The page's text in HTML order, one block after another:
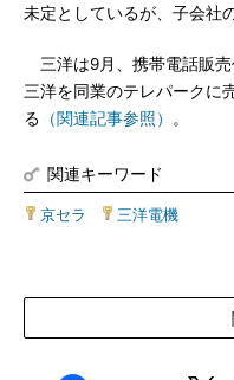
未定としているが、子会社
三洋は9月、携帯電話販
三洋を同業のテレパークに
る （関連記事参照） 。
関連キーワード
京セラ 三洋電機